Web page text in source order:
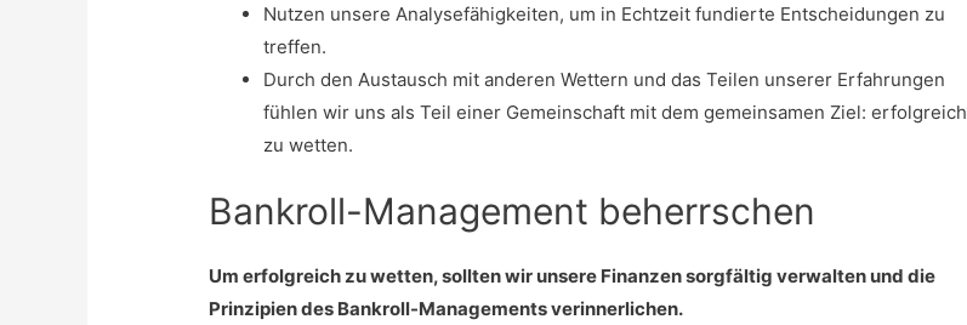
Nutzen unsere Analysefähigkeiten, um in Echtzeit fundierte Entscheidungen zu
treffen.
Durch den Austausch mit anderen Wettern und das Teilen unserer Erfahrungen
fühlen wir uns als Teil einer Gemeinschaft mit dem gemeinsamen Ziel: erfolgreich
zu wetten.
Bankroll-Management beherrschen
Um erfolgreich zu wetten, sollten wir unsere Finanzen sorgfältig verwalten und die
Prinzipien des Bankroll-Managements verinnerlichen.